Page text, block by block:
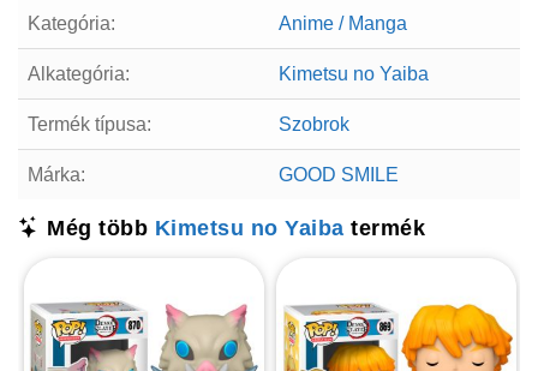
Kategória: Anime / Manga
Alkategória: Kimetsu no Yaiba
Termék típusa: Szobrok
Márka: GOOD SMILE
Még több Kimetsu no Yaiba termék